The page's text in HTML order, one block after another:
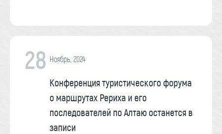
28 Ноябрь, 2024
Конференция туристического форума
о маршрутах Рериха и его
последователей по Алтаю останется в
записи